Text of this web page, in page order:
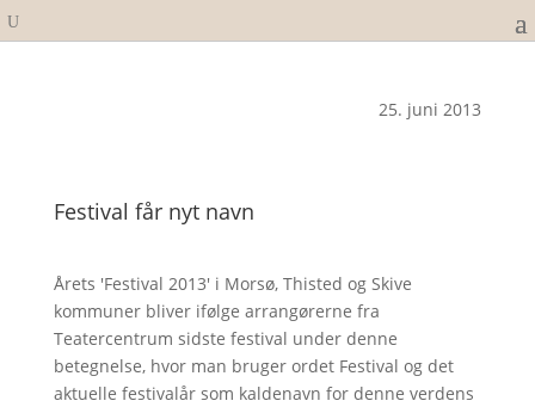
25. juni 2013
Festival får nyt navn
Årets 'Festival 2013' i Morsø, Thisted og Skive
kommuner bliver ifølge arrangørerne fra
Teatercentrum sidste festival under denne
betegnelse, hvor man bruger ordet Festival og det
aktuelle festivalår som kaldenavn for denne verdens